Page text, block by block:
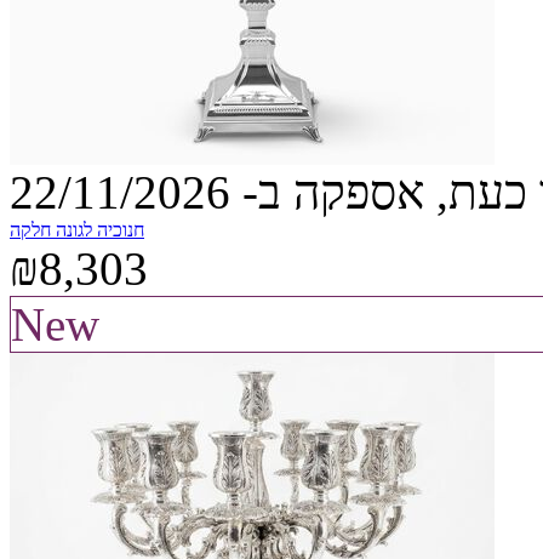
אספקה ב- 22/11/2026
חנוכיה לגונה חלקה
₪8,303
New